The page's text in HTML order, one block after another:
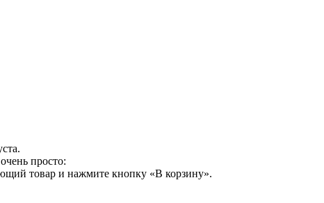
просто:
товар и нажмите кнопку «В корзину».